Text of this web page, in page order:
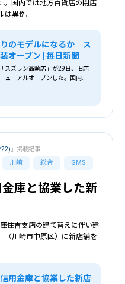
。国内では地方百貨店の閉店
異例。
のモデルになるか ス
オープン | 毎日新聞
スズラン高崎店」が29日、旧店
ューアルオープンした。国内で
ぐ中、新店舗でのリニューアル
方百貨店の生き残りのモデルケ
川崎 総合 GMS
22) 」掲載記事
庫と協業した新
住吉支店の建て替えに伴い建
（川崎市中原区）に新店舗を
用金庫と協業した新店